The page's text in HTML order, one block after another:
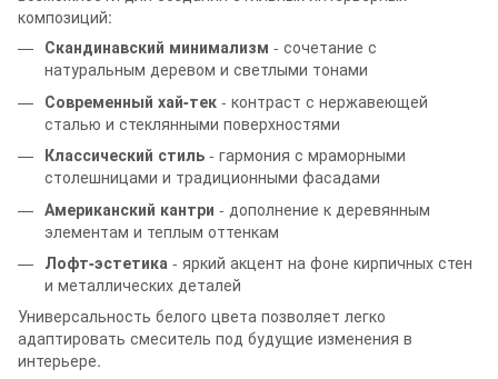
композиций:
Скандинавский минимализм - сочетание с
натуральным деревом и светлыми тонами
Современный хай-тек - контраст с нержавеющей
сталью и стеклянными поверхностями
Классический стиль - гармония с мраморными
столешницами и традиционными фасадами
Американский кантри - дополнение к деревянным
элементам и теплым оттенкам
Лофт-эстетика - яркий акцент на фоне кирпичных стен
и металлических деталей
Универсальность белого цвета позволяет легко
адаптировать смеситель под будущие изменения в
интерьере.